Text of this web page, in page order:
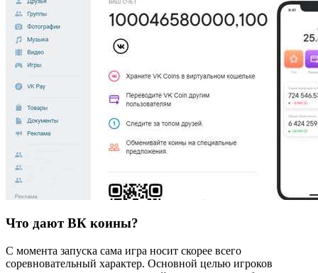
Что дают ВК коины?
С момента запуска сама игра носит скорее всего
соревновательный характер. Основной целью игроков